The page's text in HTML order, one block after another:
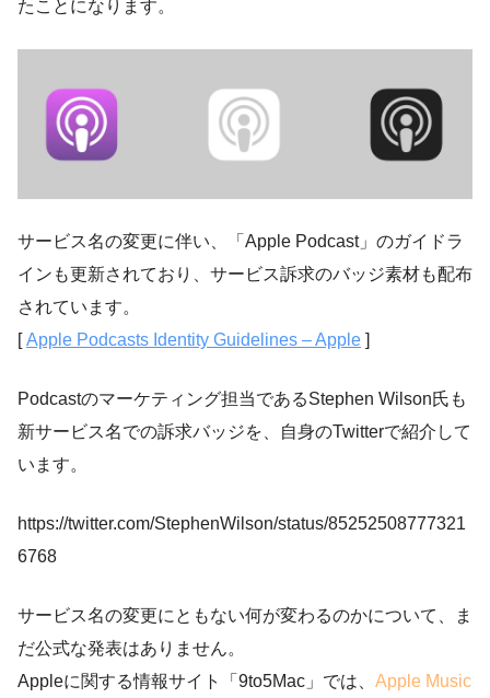
たことになります。
サービス名の変更に伴い、「Apple Podcast」のガイドラ
インも更新されており、サービス訴求のバッジ素材も配布
されています。
[Apple Podcasts Identity Guidelines – Apple ]
Podcastのマーケティング担当であるStephen Wilson氏も
新サービス名での訴求バッジを、自身のTwitterで紹介して
います。
https://twitter.com/StephenWilson/status/85252508777321
6768
サービス名の変更にともない何が変わるのかについて、ま
だ公式な発表はありません。
Appleに関する情報サイト「9to5Mac」では、 Apple Music